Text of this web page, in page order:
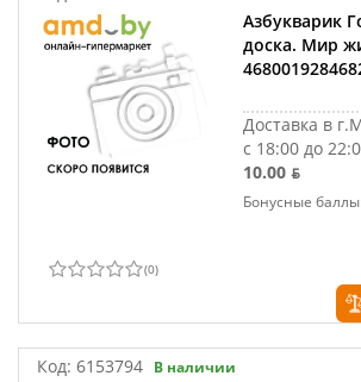
Азбукварик
доска. Мир
Доставка в
с 18:00 до
10.00 ƃ
Бонусные
(0)
Код: 6153794 В наличии